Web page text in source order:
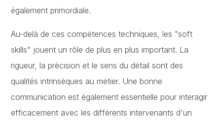
également primordiale.
Au-delà de ces compétences techniques, les "soft
skills" jouent un rôle de plus en plus important. La
rigueur, la précision et le sens du détail sont des
qualités intrinsèques au métier. Une bonne
communication est également essentielle pour interagir
efficacement avec les différents intervenants d'un